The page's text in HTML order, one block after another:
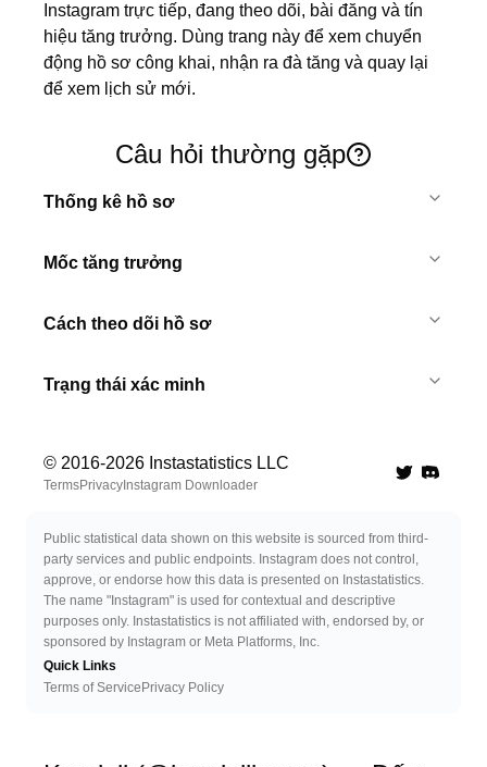
Instagram trực tiếp, đang theo dõi, bài đăng và tín
hiệu tăng trưởng. Dùng trang này để xem chuyển
động hồ sơ công khai, nhận ra đà tăng và quay lại
để xem lịch sử mới.
Câu hỏi thường gặp
Thống kê hồ sơ
Mốc tăng trưởng
Cách theo dõi hồ sơ
Trạng thái xác minh
© 2016-2026 Instastatistics LLC
TermsPrivacy Instagram Downloader TwitterDiscord
Public statistical data shown on this website is sourced from third-
party services and public endpoints. Instagram does not control,
approve, or endorse how this data is presented on Instastatistics.
The name "Instagram" is used for contextual and descriptive
purposes only. Instastatistics is not affiliated with, endorsed by, or
sponsored by Instagram or Meta Platforms, Inc.
Quick Links
Terms of Service Privacy Policy